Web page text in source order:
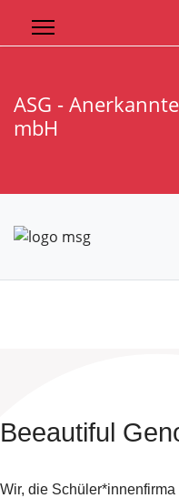
ASG -
mbH
Beeautiful
Wir, die